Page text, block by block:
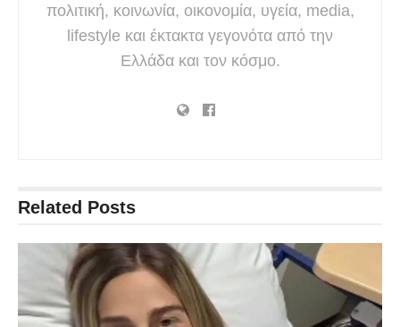
πολιτική, κοινωνία, οικονομία, υγεία, media,
lifestyle και έκτακτα γεγονότα από την
Ελλάδα και τον κόσμο.
Related Posts